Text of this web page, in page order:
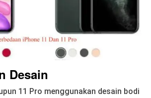
Desain
11 Pro menggunakan desain bodi